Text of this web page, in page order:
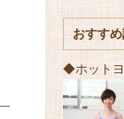
おすす
◆ホット